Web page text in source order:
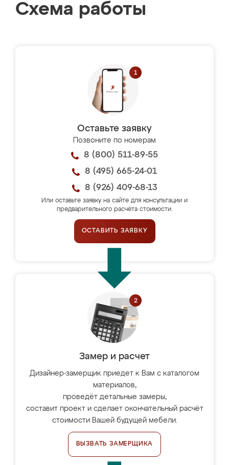
Схема работы
Оставьте заявку
Позвоните по номерам
8 (800) 511-89-55
8 (495) 665-24-01
8 (926) 409-68-13
Или оставьте заявку на сайте для консультации и
предварительного расчёта стоимости.
ОСТАВИТЬ ЗАЯВКУ
Замер и расчет
Дизайнер-замерщик приедет к Вам с каталогом
материалов,
проведёт детальные замеры,
составит проект и сделает окончательный расчёт
стоимости Вашей будущей мебели.
ВЫЗВАТЬ ЗАМЕРЩИКА